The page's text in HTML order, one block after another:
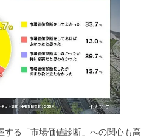
する「市場価値診断」への関心も高